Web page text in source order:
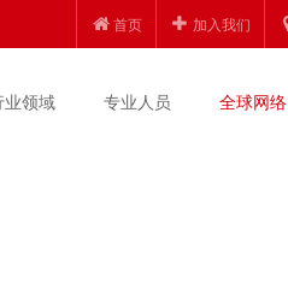
首页 加入我们
业领域 专业人员 全球网络